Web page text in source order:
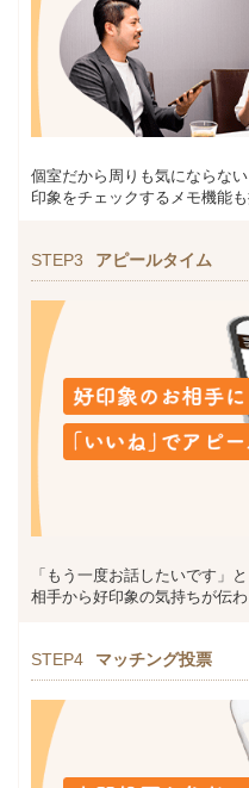
個室だから周りも気にならない
印象をチェックするメモ機能も
STEP3 アピールタイム
「もう一度お話したいです」と
相手から好印象の気持ちが伝
STEP4 マッチング投票